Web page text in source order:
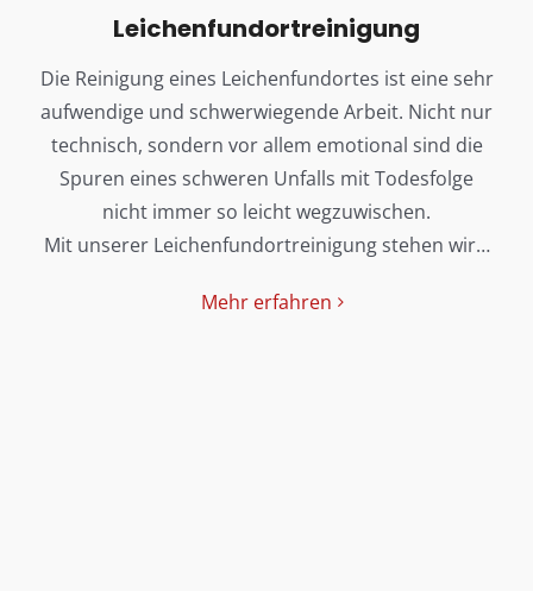
Leichenfundortreinigung
Die Reinigung eines Leichenfundortes ist eine sehr
aufwendige und schwerwiegende Arbeit. Nicht nur
technisch, sondern vor allem emotional sind die
Spuren eines schweren Unfalls mit Todesfolge
nicht immer so leicht wegzuwischen.
Mit unserer Leichenfundortreinigung stehen wir…
Mehr erfahren